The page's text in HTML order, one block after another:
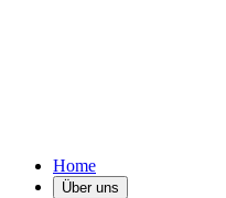
Home
Über uns